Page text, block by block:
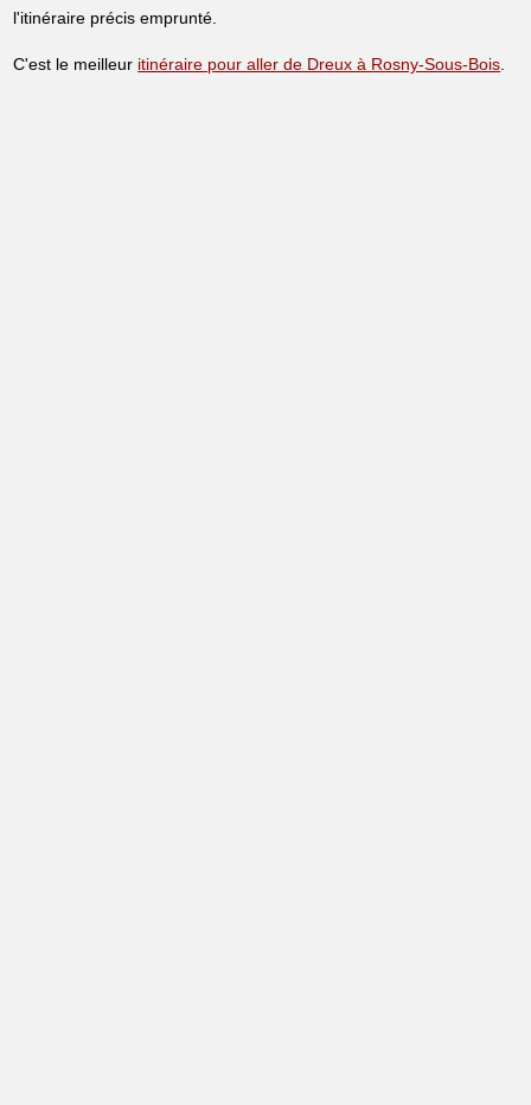
l'itinéraire précis emprunté.
C'est le meilleur itinéraire pour aller de Dreux à Rosny-Sous-Bois.